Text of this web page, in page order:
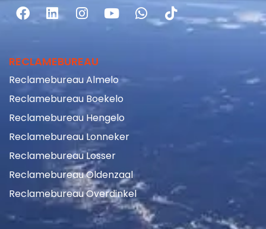
RECLAMEBUREAU
Reclamebureau Almelo
Reclamebureau Boekelo
Reclamebureau Hengelo
Reclamebureau Lonneker
Reclamebureau Losser
Reclamebureau Oldenzaal
Reclamebureau Overdinkel